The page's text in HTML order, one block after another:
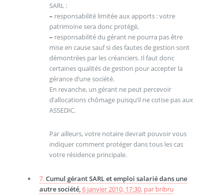
SARL :
– responsabilité limitée aux apports : votre
patrimoine sera donc protégé,
– responsabilité du gérant ne pourra pas être
mise en cause sauf si des fautes de gestion sont
démontrées par les créanciers. Il faut donc
certaines qualités de gestion pour accepter la
gérance d’une société.
En revanche, un gérant ne peut percevoir
d’allocations chômage puisqu’il ne cotise pas aux
ASSEDIC.
Par ailleurs, votre notaire devrait pouvoir vous
indiquer comment protéger dans tous les cas
votre résidence principale.
7.Cumul gérant SARL et emploi salarié dans une
autre société,6 janvier 2010, 17:30, par bribru